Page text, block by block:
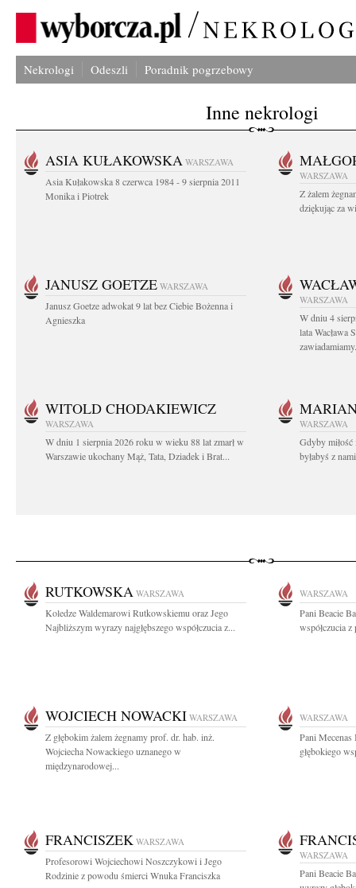
Nekrologi Odeszli Poradnik pogrzebowy
Inne nekrologi
ASIA KUŁAKOWSKA WARSZAWA
Asia Kułakowska 8 czerwca 1984 - 9 sierpnia 2011
Monika i Piotrek
WARSZAWA
Z żalem
dziękując za
JANUSZ GOETZE WARSZAWA
Janusz Goetze adwokat 9 lat bez Ciebie Bożenna i
Agnieszka
WARSZAWA
W dniu 4
lata Wacława
WITOLD CHODAKIEWICZ
WARSZAWA
W dniu 1 sierpnia 2026 roku w wieku 88 lat zmarł w
Warszawie ukochany Mąż, Tata, Dziadek i Brat...
WARSZAWA
Gdyby miłość
byłabyś z
RUTKOWSKA WARSZAWA
Koledze Waldemarowi Rutkowskiemu oraz Jego
Najbliższym wyrazy najgłębszego współczucia z...
WARSZAWA
Pani Beacie
współczucia
WOJCIECH NOWACKI WARSZAWA
Z głębokim żalem żegnamy prof. dr. hab. inż.
Wojciecha Nowackiego uznanego w
międzynarodowej...
WARSZAWA
Pani
głębokiego
FRANCISZEK WARSZAWA
Profesorowi Wojciechowi Noszczykowi i Jego
Rodzinie z powodu śmierci Wnuka Franciszka
WARSZAWA
Pani Beacie